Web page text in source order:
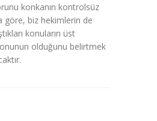
konkanın kontrolsüz
göre, biz hekimlerin de
konuların üst
olduğunu belirtmek